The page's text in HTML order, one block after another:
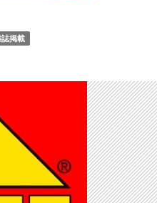
誌掲載